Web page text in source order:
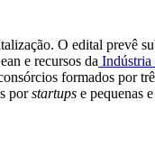
O edital prevê
e recursos da Indústria
formados por
porstartups e pequenas